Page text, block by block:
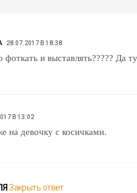
28.07.2017 В 18:38
фоткать и выставлять????? Да
В 13:02
на девочку с косичками.
Закрыть ответ